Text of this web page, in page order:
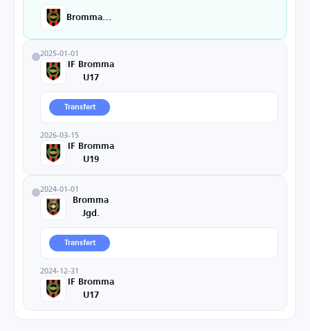
2025-01-01
IF Bromma
U17
Transfert
2026-03-15
IF Bromma
U19
2024-01-01
Bromma
Jgd.
Transfert
2024-12-31
IF Bromma
U17